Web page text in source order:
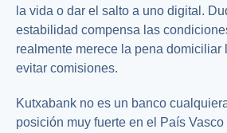
la vida o dar el salto a uno digital.
estabilidad compensa las
realmente merece la pena domiciliar
evitar comisiones.
Kutxabank no es un banco
posición muy fuerte en el País